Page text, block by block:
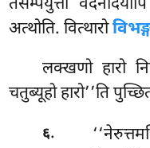
तंसम्पयुत्ता वेदनादयोपि
अत्थोति. वित्थारो
लक्खणो हारो
चतुब्यूहो हारो’’ति
६.